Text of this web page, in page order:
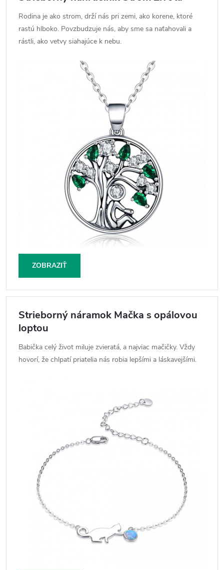
Rodina je ako strom, drží nás pri zemi, ako korene, ktoré
rastú hlboko. Povzbudzuje nás, aby sme sa naťahovali a
rástli, ako vetvy siahajúce k nebu.
ZOBRAZIŤ
Strieborný náramok Mačka s opálovou
loptou
Babička celý život miluje zvieratá, a najviac mačičky. Vždy
hovorí, že chlpatí priatelia nás robia lepšími a láskavejšími.